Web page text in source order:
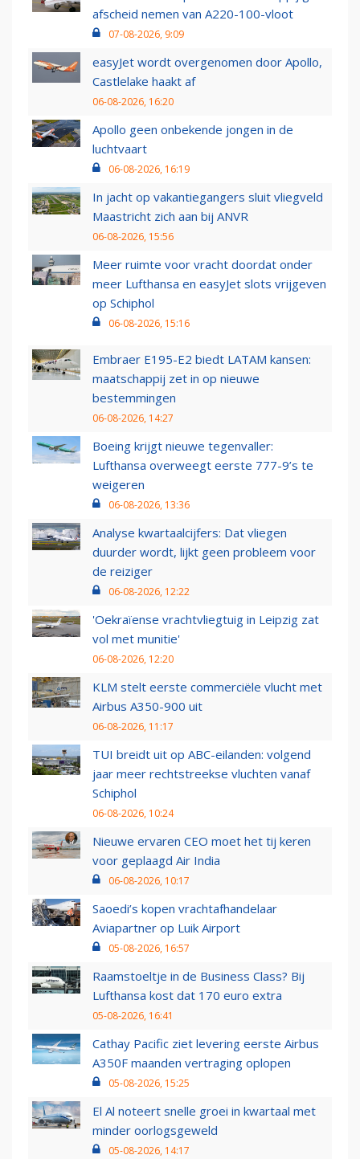
afscheid nemen van A220-100-vloot
07-08-2026, 9:09
easyJet wordt overgenomen door Apollo,
Castlelake haakt af
06-08-2026, 16:20
Apollo geen onbekende jongen in de
luchtvaart
06-08-2026, 16:19
In jacht op vakantiegangers sluit vliegveld
Maastricht zich aan bij ANVR
06-08-2026, 15:56
Meer ruimte voor vracht doordat onder
meer Lufthansa en easyJet slots vrijgeven
op Schiphol
06-08-2026, 15:16
Embraer E195-E2 biedt LATAM kansen:
maatschappij zet in op nieuwe
bestemmingen
06-08-2026, 14:27
Boeing krijgt nieuwe tegenvaller:
Lufthansa overweegt eerste 777-9’s te
weigeren
06-08-2026, 13:36
Analyse kwartaalcijfers: Dat vliegen
duurder wordt, lijkt geen probleem voor
de reiziger
06-08-2026, 12:22
'Oekraïense vrachtvliegtuig in Leipzig zat
vol met munitie'
06-08-2026, 12:20
KLM stelt eerste commerciële vlucht met
Airbus A350-900 uit
06-08-2026, 11:17
TUI breidt uit op ABC-eilanden: volgend
jaar meer rechtstreekse vluchten vanaf
Schiphol
06-08-2026, 10:24
Nieuwe ervaren CEO moet het tij keren
voor geplaagd Air India
06-08-2026, 10:17
Saoedi’s kopen vrachtafhandelaar
Aviapartner op Luik Airport
05-08-2026, 16:57
Raamstoeltje in de Business Class? Bij
Lufthansa kost dat 170 euro extra
05-08-2026, 16:41
Cathay Pacific ziet levering eerste Airbus
A350F maanden vertraging oplopen
05-08-2026, 15:25
El Al noteert snelle groei in kwartaal met
minder oorlogsgeweld
05-08-2026, 14:17